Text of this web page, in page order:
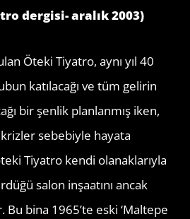
dergisi- aralık 2003)
Öteki Tiyatro, aynı yıl 40
katılacağı ve tüm gelirin
bir şenlik planlanmış iken,
sebebiyle hayata
Tiyatro kendi olanaklarıyla
salon inşaatını ancak
bina 1965’te eski ‘Maltepe